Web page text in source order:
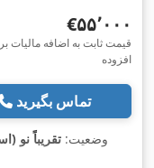
‎€۵۵٬۰۰۰
قیمت ثابت به اضافه مالیات
افزوده
تماس بگیرید
وضعیت: تقریباً نو